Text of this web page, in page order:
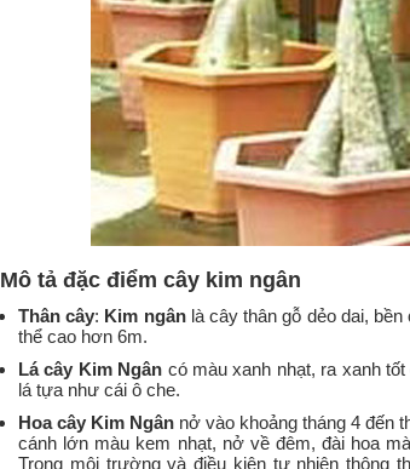
Mô tả đặc điểm cây kim ngân
Thân cây: Kim ngânlà cây thân gỗ dẻo dai,
thể cao hơn 6m.
Lá cây Kim Ngân có màu xanh nhạt, ra xanh
lá tựa như cái ô che.
Hoa cây Kim Ngân nở vào khoảng tháng 4 đến
cánh lớn màu kem nhạt, nở về đêm, đài hoa
Trong môi trường và điều kiện tự nhiên thông